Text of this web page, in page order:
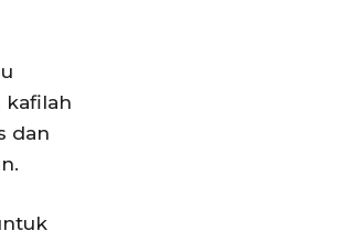
kafilah
dan